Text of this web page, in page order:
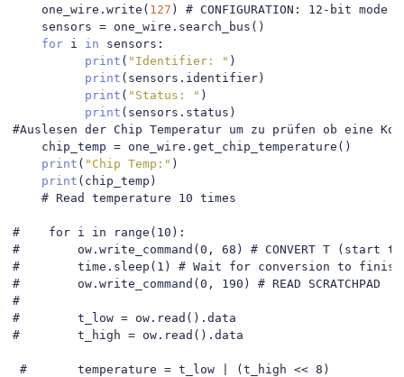
    one_wire
. write ( 127 )
# CONFIGURATION: 12-bit mode
    sensors
= one_wire . search_bus ()
for i in sensors :
print ( "Identifier: " )
print ( sensors . identifier)
print ( "Status: " )
print ( sensors . status )
#Auslesen der Chip Temperatur um zu prüfen ob eine
    chip_temp
= one_wire . get_chip_temperature ()
print ( "Chip Temp:" )
print ( chip_temp )
# Read temperature 10 times
#    for i in range(10):
#        ow.write_command(0, 68) # CONVERT T (start
#        time.sleep(1) # Wait for conversion to finish
#        ow.write_command(0, 190) # READ SCRATCHPAD
#
#        t_low = ow.read().data
#        t_high = ow.read().data
#       temperature = t_low | (t_high << 8)